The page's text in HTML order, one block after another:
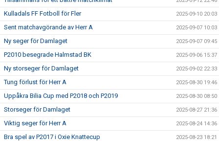
Kulladals FF Fotboll för Fler 2025-09-10 20:03
Sent matchavgörande av Herr A 2025-09-07 10:03
Ny seger för Damlaget 2025-09-07 09:45
P2010 besegrade Halmstad BK 2025-09-06 15:37
Ny storseger för Damlaget 2025-09-02 22:33
Tung förlust för Herr A 2025-08-30 19:46
Uppåkra Bilia Cup med P2018 och P2019 2025-08-30 08:50
Storseger för Damlaget 2025-08-27 21:36
Viktig seger för Herr A 2025-08-24 14:36
Bra spel av P2017 i Oxie Knattecup 2025-08-23 18:21